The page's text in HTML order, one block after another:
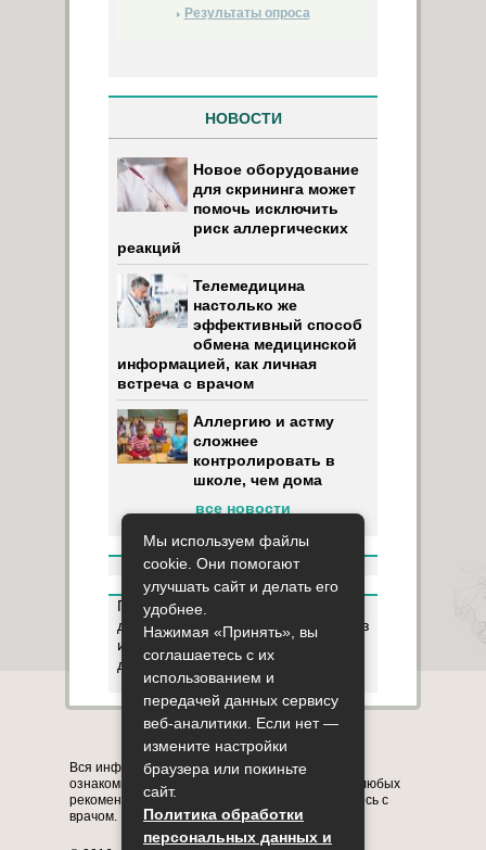
Результаты опроса
НОВОСТИ
Новое оборудование
для скрининга может
помочь исключить
риск аллергических
реакций
Телемедицина
настолько же
эффективный способ
обмена медицинской
информацией, как личная
встреча с врачом
Аллергию и астму
сложнее
контролировать в
школе, чем дома
все новости
Пользуясь данным ресурсом вы
даёте разрешение на сбор, анализ
и хранение своих персональных
данных согласно Правилам
Карта сайта О сайте Контакты
Вся информация на сайте представлена в
ознакомительных целях. Перед применением любых
рекомендаций обязательно проконсультируйтесь с
врачом.
Мы используем файлы
cookie. Они помогают
улучшать сайт и делать его
удобнее.
Нажимая «Принять», вы
соглашаетесь с их
использованием и
передачей данных сервису
веб-аналитики. Если нет —
измените настройки
браузера или покиньте
сайт.
Политика обработки
персональных данных и